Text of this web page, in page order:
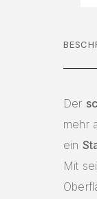
Der
mehr
ein
Mit